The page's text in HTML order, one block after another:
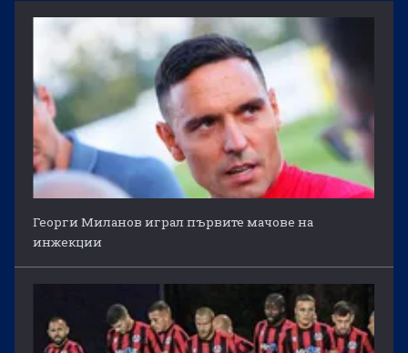
Георги Миланов играл първите мачове на
инжекции